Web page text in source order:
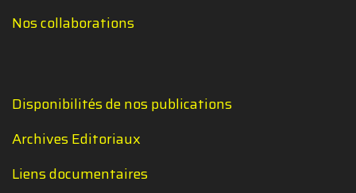
Nos collaborations
Disponibilités de nos publications
Archives Editoriaux
Liens documentaires